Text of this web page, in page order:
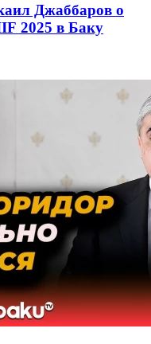
Джаббаров о
2025 в Баку